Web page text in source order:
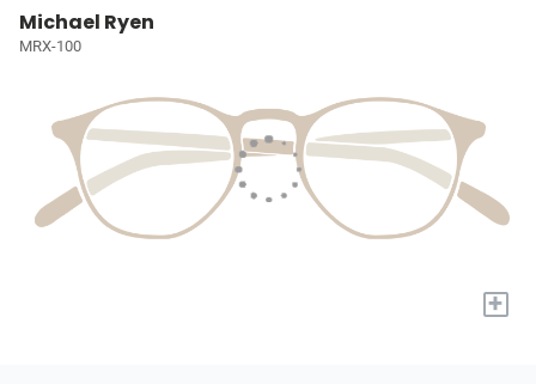
Michael Ryen
MRX-100
+